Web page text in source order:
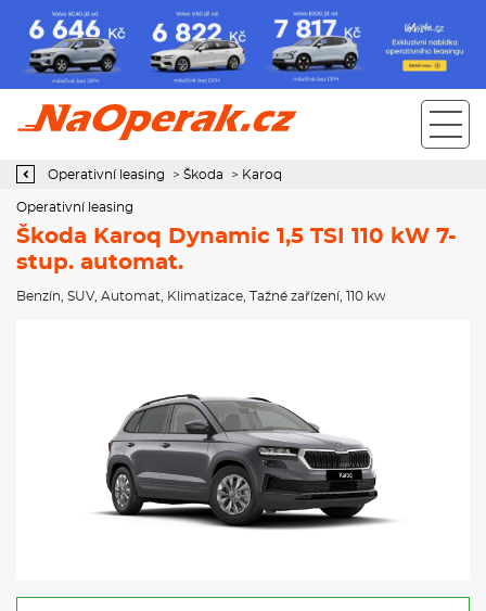
Operativní leasing Škoda Karoq Dynamic 1,5 TSI 110 kW 7-stup.
Operativní leasing > Škoda > Karoq
Operativní leasing
Škoda Karoq Dynamic 1,5 TSI 110 kW 7-
stup. automat.
Benzín SUV Automat Klimatizace Tažné zařízení , 110 kw